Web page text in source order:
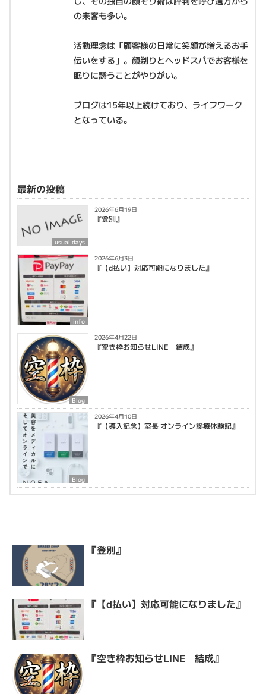
の来客も多い。
活動理念は「顧客様の日常に笑顔が増えるお手
伝いをする」。顔剃りとヘッドスパでお客様を
眠りに誘うことがやりがい。
ブログは15年以上続けており、ライフワーク
となっている。
最新の投稿
usual days
2026年6月19日
『登別』
info
2026年6月3日
『【d払い】対応可能になりました』
Blog
2026年4月22日
『空き枠お知らせLINE 結成』
Blog
2026年4月10日
『【導入記念】室長 オンライン診療体験記』
『登別』
『【d払い】対応可能になりました』
『空き枠お知らせLINE 結成』